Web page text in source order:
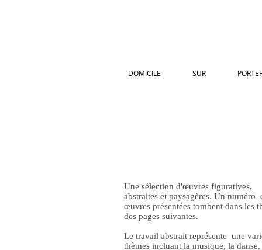
DOMICILE SUR
Une sélection d'œuvres figuratives,
abstraites et paysagères. Un numéro
œuvres présentées tombent dans les
des pages suivantes.
Le travail abstrait représente une
thèmes incluant la musique, la danse,